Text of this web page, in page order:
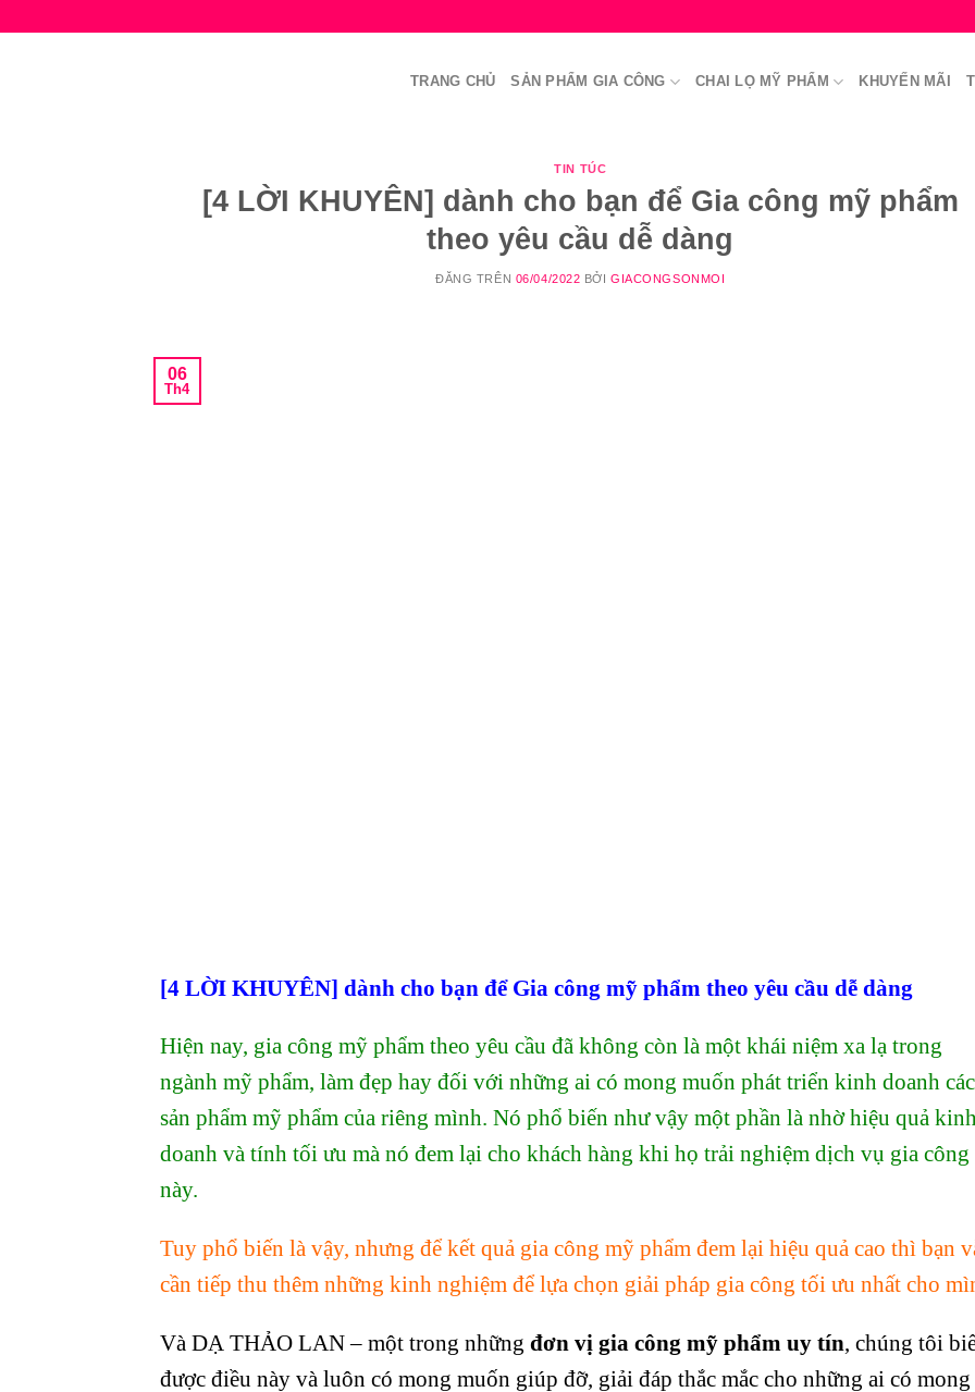
TRANG CHỦ SẢN PHẨM GIA CÔNG CHAI LỌ MỸ PHẨM KHUYẾN MÃI
TIN TÚC
[4 LỜI KHUYÊN] dành cho bạn để Gia công mỹ phẩm
theo yêu cầu dễ dàng
ĐĂNG TRÊN 06/04/2022 BỞIGIACONGSONMOI
06
Th4
[4 LỜI KHUYÊN] dành cho bạn để Gia công mỹ phẩm theo yêu cầu dễ dàng
Hiện nay, gia công mỹ phẩm theo yêu cầu đã không còn là một khái niệm xa lạ trong
ngành mỹ phẩm, làm đẹp hay đối với những ai có mong muốn phát triển kinh doanh các
sản phẩm mỹ phẩm của riêng mình. Nó phổ biến như vậy một phần là nhờ hiệu quả kinh
doanh và tính tối ưu mà nó đem lại cho khách hàng khi họ trải nghiệm dịch vụ gia công
này.
Tuy phổ biến là vậy, nhưng để kết quả gia công mỹ phẩm đem lại hiệu quả cao thì bạn
cần tiếp thu thêm những kinh nghiệm để lựa chọn giải pháp gia công tối ưu nhất cho
Và DẠ THẢO LAN – một trong những đơn vị gia công mỹ phẩm uy tín, chúng tôi
được điều này và luôn có mong muốn giúp đỡ, giải đáp thắc mắc cho những ai có mong